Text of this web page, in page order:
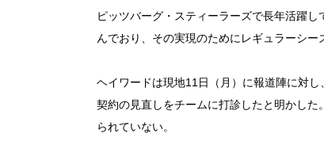
ピッツバーグ・スティーラーズで長年活躍
んでおり、その実現のためにレギュラーシー
ヘイワードは現地11日（月）に報道陣に対
契約の見直しをチームに打診したと明かし
られていない。